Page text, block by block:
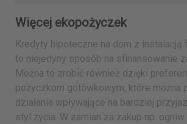
Więcej ekopożyczek
Kredyty hipoteczne na dom z
to niejedyny sposób na sfinansowanie
Można to zrobić również dzięki
pożyczkom gotówkowym, które można
działania wpływające na bardziej
styl życia. W zamian za zakup np. ogniw